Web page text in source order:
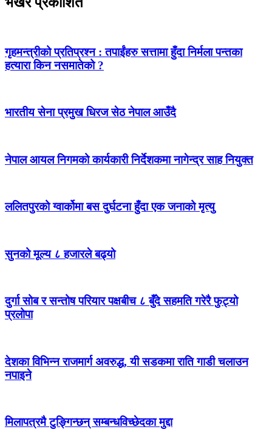
गृहमन्त्रीको प्रतिप्रश्न : तपाईंहरु सत्तामा हुँदा निर्मला पन्तका
हत्यारा किन नसमातेको ?
भारतीय सेना प्रमुख धिरज सेठ नेपाल आउँदै
नेपाल आयल निगमको कार्यकारी निर्देशकमा नागेन्द्र साह नियुक्त
ललितपुरको ग्वार्कोमा बस दुर्घटना हुँदा एक जनाको मृत्यु
सुनको मूल्य ८ हजारले बढ्यो
दुर्गा सोब र सन्तोष परियार पक्षबीच ८ बुँदे सहमति गरेरै फुट्यो
प्रलोपा
देशका विभिन्न राजमार्ग अवरुद्ध, यी सडकमा राति गाडी चलाउन
नपाइने
मिलापत्रमै टुङ्गिन्छन् सम्बन्धविच्छेदका मुद्दा